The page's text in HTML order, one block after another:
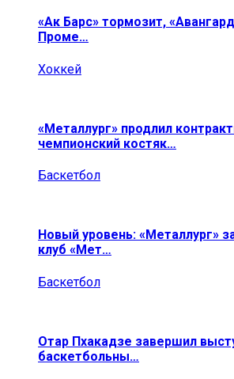
«Ак Барс» тормозит,
Проме…
Хоккей
«Металлург» продлил
чемпионский костяк…
Баскетбол
Новый уровень: «Металлург»
клуб «Мет…
Баскетбол
Отар Пхакадзе завершил
баскетбольны…